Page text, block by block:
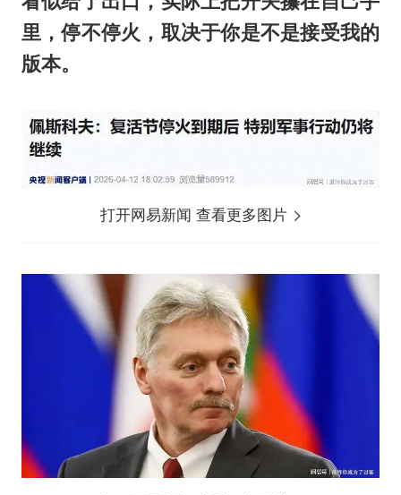
里，停不停火，取决于你是不是接受我的
版本。
打开网易新闻 查看更多图片